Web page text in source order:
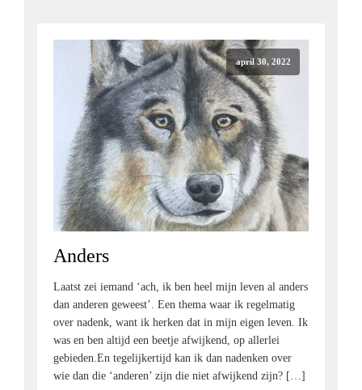
april 30, 2022
Anders
Laatst zei iemand ‘ach, ik ben heel mijn leven al anders
dan anderen geweest’. Een thema waar ik regelmatig
over nadenk, want ik herken dat in mijn eigen leven. Ik
was en ben altijd een beetje afwijkend, op allerlei
gebieden.En tegelijkertijd kan ik dan nadenken over
wie dan die ‘anderen’ zijn die niet afwijkend zijn? […]